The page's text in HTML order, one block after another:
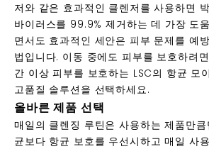
저와 같은 효과적인 클렌저를 사용하면
바이러스를 99.9% 제거하는 데 가장 도
면서도 효과적인 세안은 피부 문제를 예
법입니다. 이동 중에도 피부를 보호하려
간 이상 피부를 보호하는 LSC의 항균 모
고품질 솔루션을 선택하세요.
올바른 제품 선택
매일의 클렌징 루틴은 사용하는 제품만
균보다 항균 보호를 우선시하고 매일 사